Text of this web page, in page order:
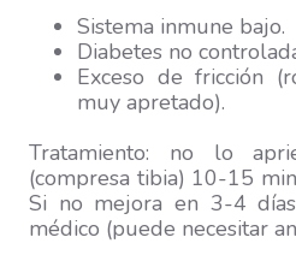
Sistema inmune bajo.
Diabetes no
Exceso de fricción
muy apretado).
Tratamiento: no lo
(compresa tibia) 10-15
Si no mejora en 3-4
médico (puede necesitar